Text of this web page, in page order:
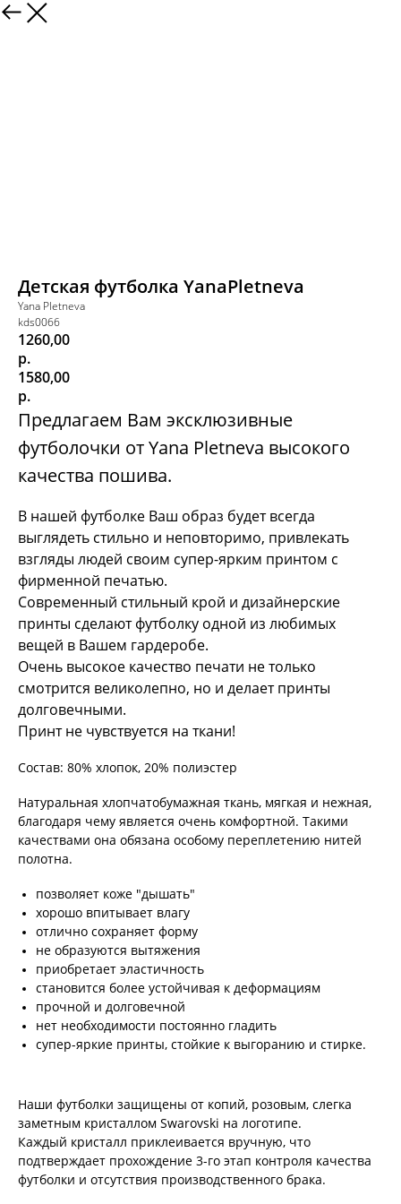
Детская футболка YanaPletneva
Yana Pletneva
kds0066
1260,00
р.
1580,00
р.
Предлагаем Вам эксклюзивные
футболочки от Yana Pletneva высокого
качества пошива.
В нашей футболке Ваш образ будет всегда
выглядеть стильно и неповторимо, привлекать
взгляды людей своим супер-ярким принтом с
фирменной печатью.
Современный стильный крой и дизайнерские
принты сделают футболку одной из любимых
вещей в Вашем гардеробе.
Очень высокое качество печати не только
смотрится великолепно, но и делает принты
долговечными.
Принт не чувствуется на ткани!
Состав: 80% хлопок, 20% полиэстер
Натуральная хлопчатобумажная ткань, мягкая и нежная,
благодаря чему является очень комфортной. Такими
качествами она обязана особому переплетению нитей
полотна.
позволяет коже "дышать"
хорошо впитывает влагу
отлично сохраняет форму
не образуются вытяжения
приобретает эластичность
становится более устойчивая к деформациям
прочной и долговечной
нет необходимости постоянно гладить
супер-яркие принты, стойкие к выгоранию и стирке.
Наши футболки защищены от копий, розовым, слегка
заметным кристаллом Swarovski на логотипе.
Каждый кристалл приклеивается вручную, что
подтверждает прохождение 3-го этап контроля качества
футболки и отсутствия производственного брака.